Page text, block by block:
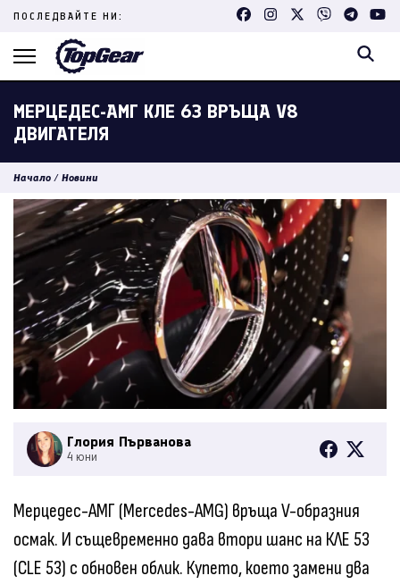
Skip
content
ПОСЛЕДВАЙТЕ НИ:
МЕРЦЕДЕС-АМГ КЛЕ 63 ВРЪЩА V8
ДВИГАТЕЛЯ
Начало / Новини
Глория Първанова
4 юни
Мерцедес-АМГ (Mercedes-AMG) връща V-образния
осмак. И същевременно дава втори шанс на КЛЕ 53
(CLE 53) с обновен облик. Купето, което замени два